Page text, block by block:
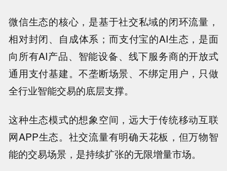
微信生态的核心，是基于社交私域的闭环流量，
相对封闭、自成体系；而支付宝的AI生态，是面
向所有AI产品、智能设备、线下服务商的开放式
通用支付基建。不垄断场景、不绑定用户，只做
全行业智能交易的底层支撑。
这种生态模式的想象空间，远大于传统移动互联
网APP生态。社交流量有明确天花板，但万物智
能的交易场景，是持续扩张的无限增量市场。